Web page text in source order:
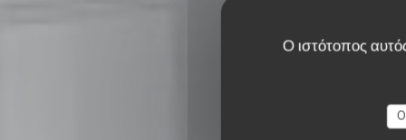
Ο ιστότοπος